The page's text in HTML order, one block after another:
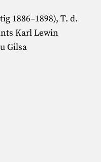
1886–1898), T. d.
Karl Lewin
Gilsa